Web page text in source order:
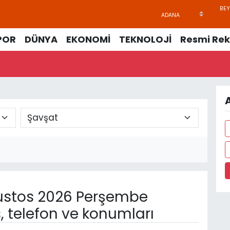
DÜNYA EKONOMİ TEKNOLOJİ Resmi
2026 Perşembe
ve konumları